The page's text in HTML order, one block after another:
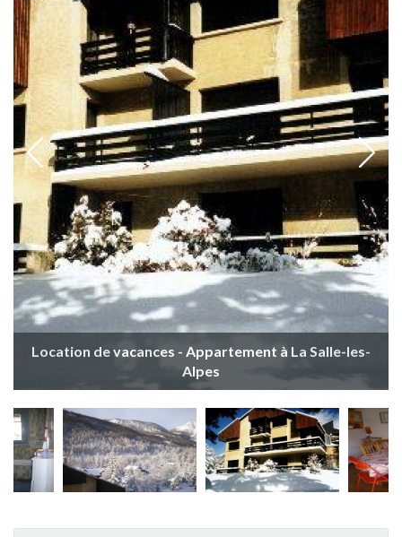
Location de vacances - Appartement à La Salle-les-
Alpes